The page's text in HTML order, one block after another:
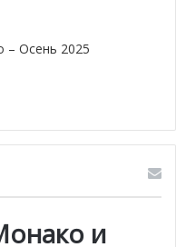
– Осень 2025
и